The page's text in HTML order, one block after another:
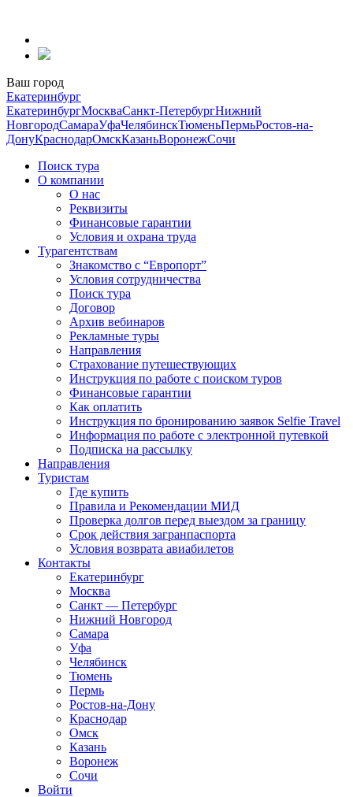
содержанию
Ваш город
Екатеринбург
ЕкатеринбургМоскваСанкт-ПетербургНижний
НовгородСамараУфаЧелябинскТюменьПермьРостов-на-
ДонуКраснодарОмскКазаньВоронежСочи
Поиск тура
О компании
О нас
Реквизиты
Финансовые гарантии
Условия и охрана труда
Турагентствам
Знакомство с “Европорт”
Условия сотрудничества
Поиск тура
Договор
Архив вебинаров
Рекламные туры
Направления
Страхование путешествующих
Инструкция по работе с поиском туров
Финансовые гарантии
Как оплатить
Инструкция по бронированию заявок Selfie Travel
Информация по работе с электронной путевкой
Подписка на рассылку
Направления
Туристам
Где купить
Правила и Рекомендации МИД
Проверка долгов перед выездом за границу
Срок действия загранпаспорта
Условия возврата авиабилетов
Контакты
Екатеринбург
Москва
Санкт — Петербург
Нижний Новгород
Самара
Уфа
Челябинск
Тюмень
Пермь
Ростов-на-Дону
Краснодар
Омск
Казань
Воронеж
Сочи
Войти